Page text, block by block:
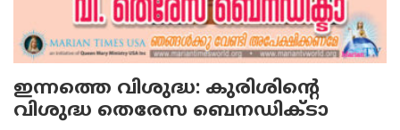
ഇന്നത്തെ വിശുദ്ധ: കുരിശിന്റെ
വിശുദ്ധ തെരേസ ബെനഡിക്ടാ